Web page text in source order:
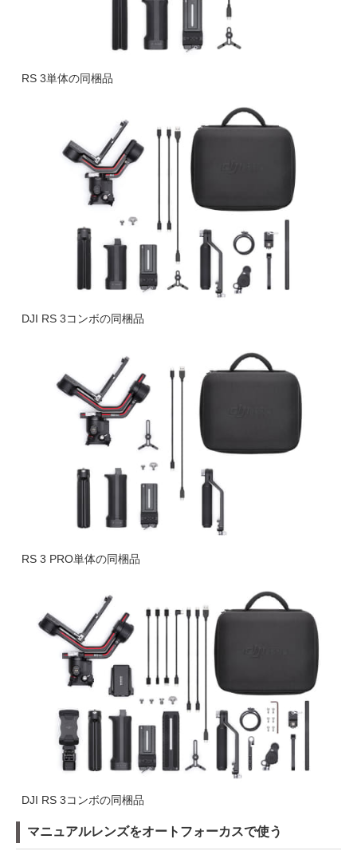
RS 3単体の同梱品
DJI RS 3コンボの同梱品
RS 3 PRO単体の同梱品
DJI RS 3コンボの同梱品
マニュアルレンズをオートフォーカスで使う